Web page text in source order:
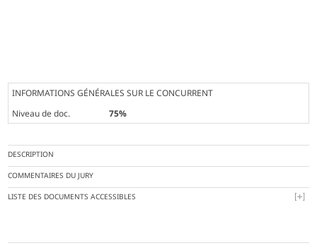
INFORMATIONS GÉNÉRALES SUR LE CONCURRENT
Niveau de doc.
75%
DESCRIPTION
COMMENTAIRES DU JURY
LISTE DES DOCUMENTS ACCESSIBLES